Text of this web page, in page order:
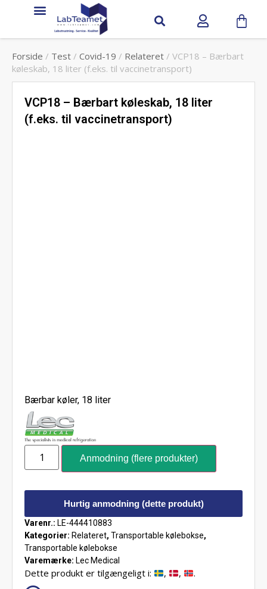
Forside / Test / Covid-19 / Relateret / VCP18 – Bærbart
køleskab, 18 liter (f.eks. til vaccinetransport)
VCP18 – Bærbart køleskab, 18 liter
(f.eks. til vaccinetransport)
Bærbar køler, 18 liter
Anmodning (flere produkter)
Hurtig anmodning (dette produkt)
Varenr.: LE-444410883
Kategorier: Relateret, Transportable kølebokse,
Transportable kølebokse
Varemærke: Lec Medical
Dette produkt er tilgængeligt i: , , .